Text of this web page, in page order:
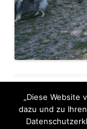
„Diese Website
dazu und zu